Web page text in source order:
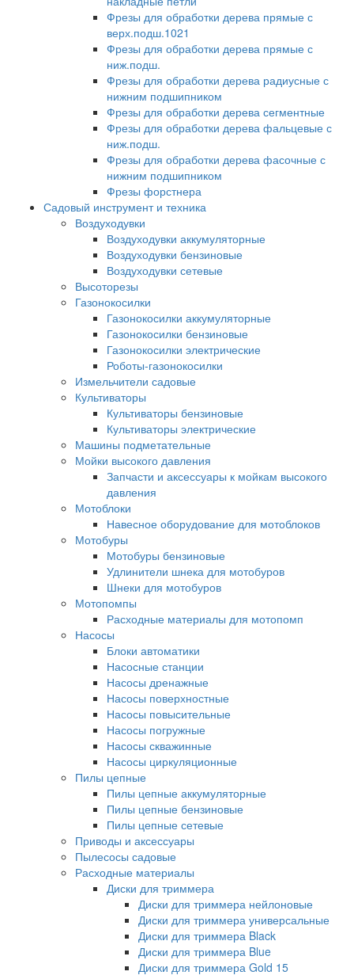
Фрезы для обработки дерева прямые с
верх.подш.1021
Фрезы для обработки дерева прямые с
ниж.подш.
Фрезы для обработки дерева радиусные с
нижним подшипником
Фрезы для обработки дерева сегментные
Фрезы для обработки дерева фальцевые с
ниж.подш.
Фрезы для обработки дерева фасочные с
нижним подшипником
Фрезы форстнера
Садовый инструмент и техника
Воздуходувки
Воздуходувки аккумуляторные
Воздуходувки бензиновые
Воздуходувки сетевые
Высоторезы
Газонокосилки
Газонокосилки аккумуляторные
Газонокосилки бензиновые
Газонокосилки электрические
Роботы-газонокосилки
Измельчители садовые
Культиваторы
Культиваторы бензиновые
Культиваторы электрические
Машины подметательные
Мойки высокого давления
Запчасти и аксессуары к мойкам высокого
давления
Мотоблоки
Навесное оборудование для мотоблоков
Мотобуры
Мотобуры бензиновые
Удлинители шнека для мотобуров
Шнеки для мотобуров
Мотопомпы
Расходные материалы для мотопомп
Насосы
Блоки автоматики
Насосные станции
Насосы дренажные
Насосы поверхностные
Насосы повысительные
Насосы погружные
Насосы скважинные
Насосы циркуляционные
Пилы цепные
Пилы цепные аккумуляторные
Пилы цепные бензиновые
Пилы цепные сетевые
Приводы и аксессуары
Пылесосы садовые
Расходные материалы
Диски для триммера
Диски для триммера нейлоновые
Диски для триммера универсальные
Диски для триммера Black
Диски для триммера Blue
Диски для триммера Gold 15